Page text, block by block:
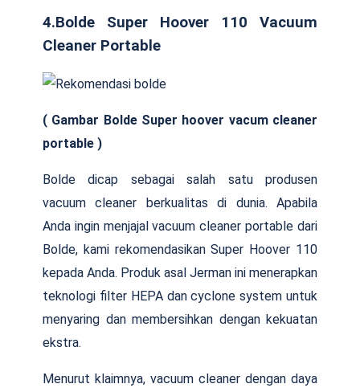
4.Bolde Super Hoover 110 Vacuum
Cleaner Portable
( Gambar Bolde Super hoover vacum cleaner
portable )
Bolde dicap sebagai salah satu produsen
vacuum cleaner berkualitas di dunia. Apabila
Anda ingin menjajal vacuum cleaner portable dari
Bolde, kami rekomendasikan Super Hoover 110
kepada Anda. Produk asal Jerman ini menerapkan
teknologi filter HEPA dan cyclone system untuk
menyaring dan membersihkan dengan kekuatan
ekstra.
Menurut klaimnya, vacuum cleaner dengan daya